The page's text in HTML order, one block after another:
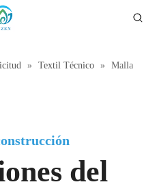
» Textil Técnico »
Malla
del